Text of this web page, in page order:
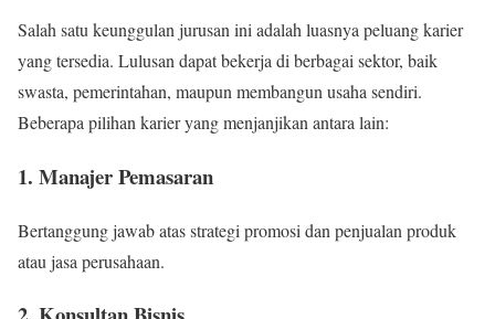
Salah satu keunggulan jurusan ini adalah luasnya peluang karier
yang tersedia. Lulusan dapat bekerja di berbagai sektor, baik
swasta, pemerintahan, maupun membangun usaha sendiri.
Beberapa pilihan karier yang menjanjikan antara lain:
1. Manajer Pemasaran
Bertanggung jawab atas strategi promosi dan penjualan produk
atau jasa perusahaan.